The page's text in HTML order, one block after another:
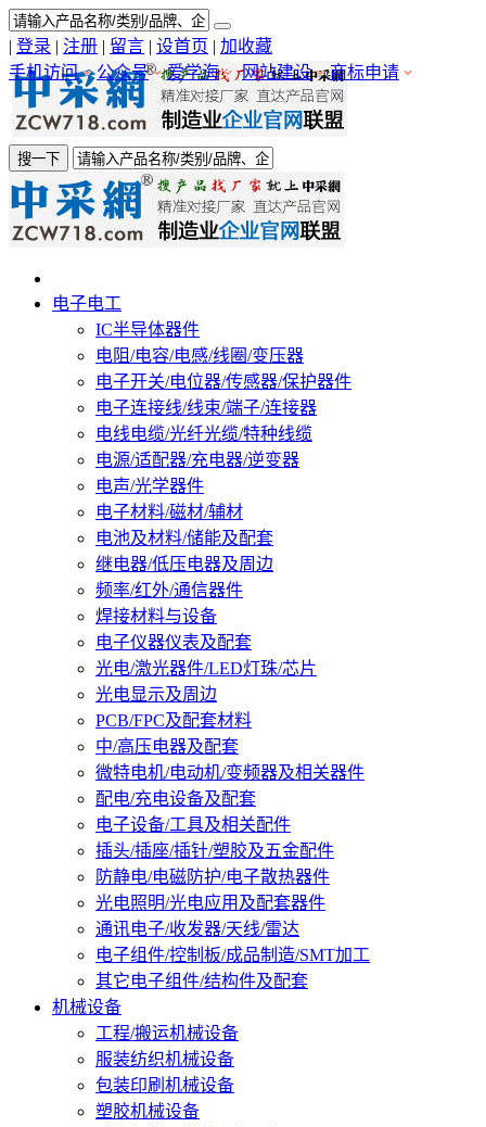
| 登录 | 注册 | 留言 | 设首页 | 加收藏
手机访问
公众号 爱学海 网站建设 商标申请
搜一下
电子电工
IC半导体器件
电阻/电容/电感/线圈/变压器
电子开关/电位器/传感器/保护器件
电子连接线/线束/端子/连接器
电线电缆/光纤光缆/特种线缆
电源/适配器/充电器/逆变器
电声/光学器件
电子材料/磁材/辅材
电池及材料/储能及配套
继电器/低压电器及周边
频率/红外/通信器件
焊接材料与设备
电子仪器仪表及配套
光电/激光器件/LED灯珠/芯片
光电显示及周边
PCB/FPC及配套材料
中/高压电器及配套
微特电机/电动机/变频器及相关器件
配电/充电设备及配套
电子设备/工具及相关配件
插头/插座/插针/塑胶及五金配件
防静电/电磁防护/电子散热器件
光电照明/光电应用及配套器件
通讯电子/收发器/天线/雷达
电子组件/控制板/成品制造/SMT加工
其它电子组件/结构件及配套
机械设备
工程/搬运机械设备
服装纺织机械设备
包装印刷机械设备
塑胶机械设备